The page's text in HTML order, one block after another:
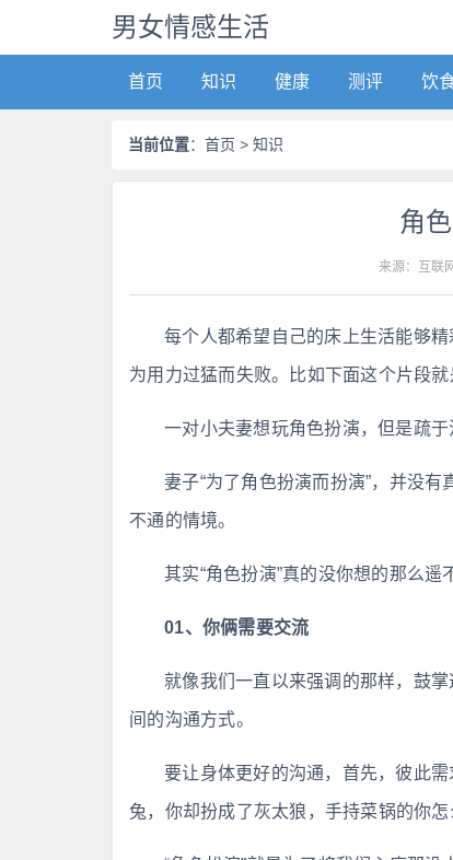
男女情感生活
首页 知识 健康 测评 饮
当前位置： 首页 > 知识
角
来源：互联
每个人都希望自己的床上生活能够
为用力过猛而失败。比如下面这个片段就
一对小夫妻想玩角色扮演，但是疏于
妻子“为了角色扮演而扮演”，并没
不通的情境。
其实“角色扮演”真的没你想的那么
01、你俩需要交流
就像我们一直以来强调的那样，鼓
间的沟通方式。
要让身体更好的沟通，首先，彼此
兔，你却扮成了灰太狼，手持菜锅的你怎